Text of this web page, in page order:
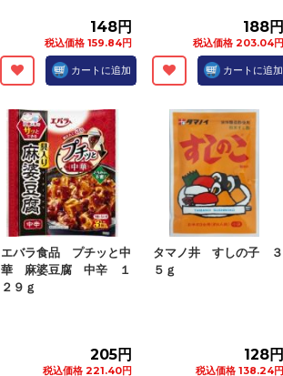
148円
税込価格 159.84円
カートに追加
188円
税込価格 203.04円
カートに追加
エバラ食品 プチッと中
華 麻婆豆腐 中辛 １
２９ｇ
205円
税込価格 221.40円
タマノ井 すしの子 ３
５ｇ
128円
税込価格 138.24円